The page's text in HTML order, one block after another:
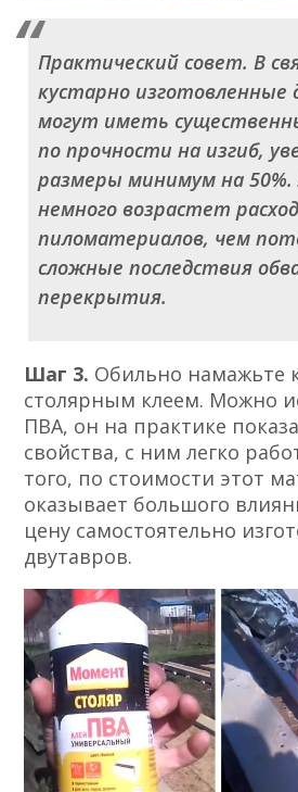
Практический совет. В
кустарно изготовленные
могут иметь
по прочности на изгиб,
размеры минимум на
немного возрастет расход
пиломатериалов, чем
сложные последствия
перекрытия.
Шаг 3. Обильно намажьте
столярным клеем. Можно
ПВА, он на практике
свойства, с ним легко
того, по стоимости этот
оказывает большого
цену самостоятельно
двутавров.